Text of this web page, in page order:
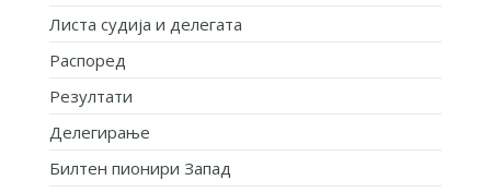
Листа судија и делегата
Распоред
Резултати
Делегирање
Билтен пионири Запад